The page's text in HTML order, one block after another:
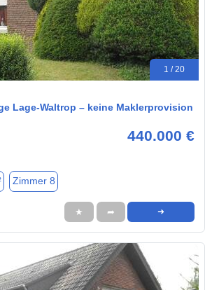
1 / 20
Lage-Waltrop – keine Maklerprovision
440.000 €
Zimmer 8
★ ➦ ➜